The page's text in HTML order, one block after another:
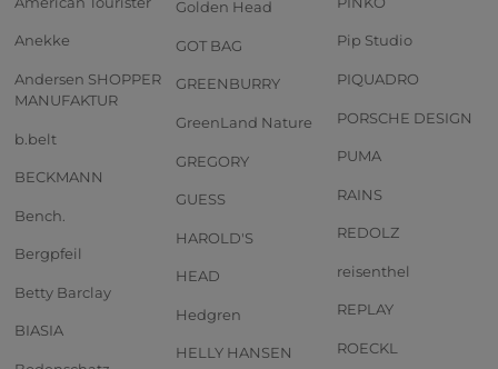
Anekke
Andersen SHOPPER
MANUFAKTUR
b.belt
BECKMANN
Bench.
Bergpfeil
Betty Barclay
BIASIA
Golden Head
GOT BAG
GREENBURRY
GreenLand Nature
GREGORY
GUESS
HAROLD'S
HEAD
Hedgren
HELLY HANSEN
Pip Studio
PIQUADRO
PORSCHE DESIGN
PUMA
RAINS
REDOLZ
reisenthel
REPLAY
ROECKL